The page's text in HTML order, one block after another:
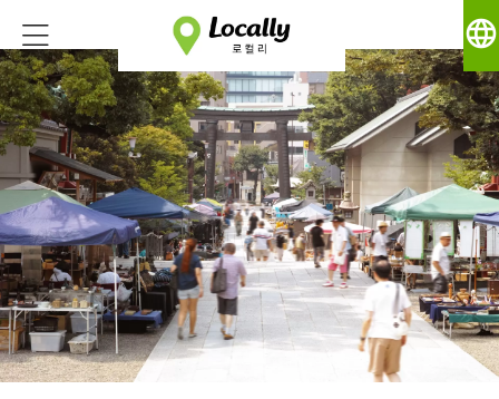
language